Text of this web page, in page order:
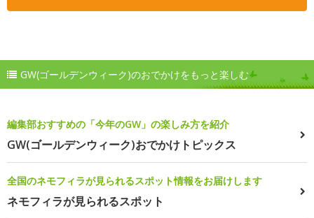
GW(ゴールデンウィーク)のおでかけをもっと楽しむ
編集部おすすめの「今年のGW」の楽しみ方を紹介
GW(ゴールデンウィーク)おでかけトピックス
全国のネモフィラが見られるスポット情報をお届けします
ネモフィラが見られるスポット